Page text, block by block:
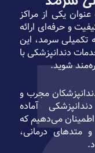
یکی از مراکز
و حرفه‌ای ارائه
تکمیلی سرمد، این
دندانپزشکی با
شوید.
مجرب و
آماده
می‌دهیم که
متدهای درمانی،